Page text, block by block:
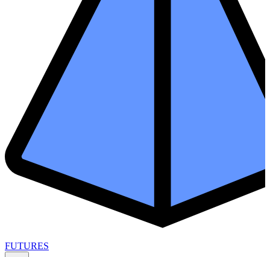
FUTURES